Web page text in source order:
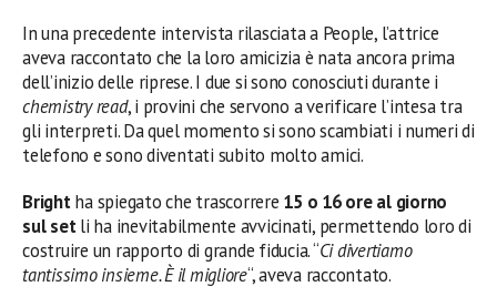
In una precedente intervista rilasciata a People, l’attrice
aveva raccontato che la loro amicizia è nata ancora prima
dell’inizio delle riprese. I due si sono conosciuti durante i
chemistry read, i provini che servono a verificare l’intesa tra
gli interpreti. Da quel momento si sono scambiati i numeri di
telefono e sono diventati subito molto amici.
Brightha spiegato che trascorrere 15 o 16 ore al giorno
sul setli ha inevitabilmente avvicinati, permettendo loro di
costruire un rapporto di grande fiducia. “Ci divertiamo
tantissimo insieme. È il migliore“, aveva raccontato.